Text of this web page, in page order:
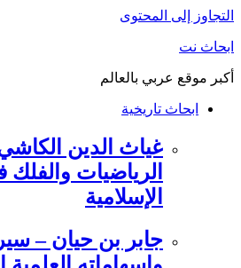
التجاوز إلى المحتوى
ابحاث نت
أكبر موقع عربي بالعالم
ابحاث تاريخية
غياث الدين
الرياضيات
الإسلامية
جابر بن حيان –